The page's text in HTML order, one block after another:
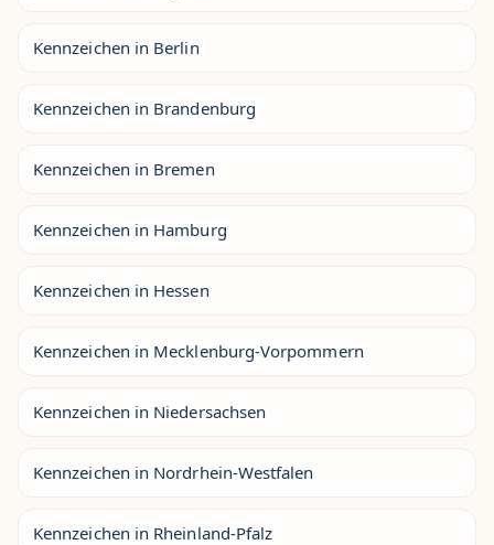
Kennzeichen in Berlin
Kennzeichen in Brandenburg
Kennzeichen in Bremen
Kennzeichen in Hamburg
Kennzeichen in Hessen
Kennzeichen in Mecklenburg-Vorpommern
Kennzeichen in Niedersachsen
Kennzeichen in Nordrhein-Westfalen
Kennzeichen in Rheinland-Pfalz